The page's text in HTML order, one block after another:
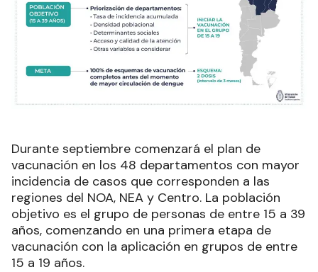
Durante septiembre comenzará el plan de
vacunación en los 48 departamentos con mayor
incidencia de casos que corresponden a las
regiones del NOA, NEA y Centro. La población
objetivo es el grupo de personas de entre 15 a 39
años, comenzando en una primera etapa de
vacunación con la aplicación en grupos de entre
15 a 19 años.